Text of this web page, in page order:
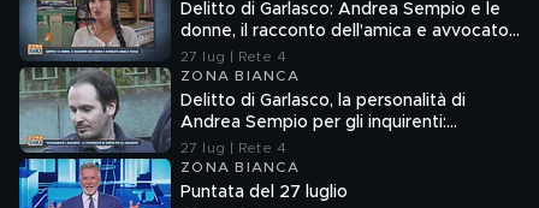
Delitto di Garlasco: Andrea Sempio e le
donne, il racconto dell'amica e avvocato
Angela Taccia
27 lug | Rete 4
ZONA BIANCA
Delitto di Garlasco, la personalità di
Andrea Sempio per gli inquirenti:
"Ossessionato e bugiardo"
27 lug | Rete 4
ZONA BIANCA
Puntata del 27 luglio